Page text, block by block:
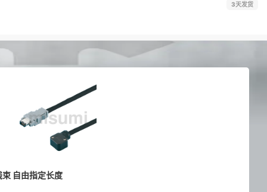
3天发货
自由指定长度